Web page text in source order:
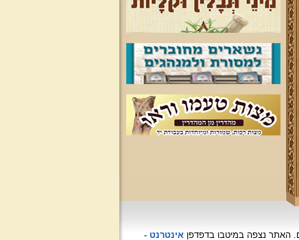
האתר נצפהבמיטבו בדפדפןאינטרנט -